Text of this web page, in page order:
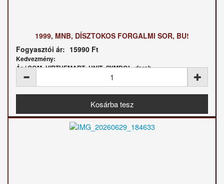
1999, MNB, DÍSZTOKOS FORGALMI SOR, BU!
Fogyasztói ár: 15990 Ft
Kedvezmény:
Ár / COM_VIRTUEMART_UNIT_SYMBOL_darab: